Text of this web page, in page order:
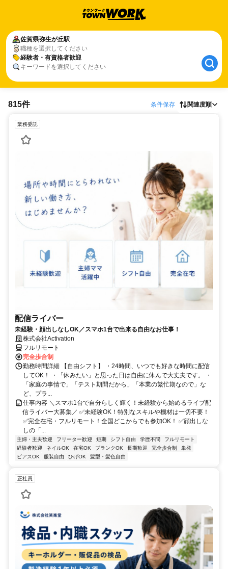
佐賀県弥生が丘駅
職種を選択してください
経験者・有資格者歓迎
キーワードを選択してください
815件 条件保存 関連度順
業務委託
配信ライバー
未経験・顔出しなしOK／スマホ1台で出来る自由なお仕事！
株式会社Activation
フルリモート
完全歩合制
勤務時間詳細 【自由シフト】 ・24時間、いつでも好きな時間に配信
してOK！ ・「休みたい」と思った日は自由に休んで大丈夫です。 ・
「家庭の事情で」「テスト期間だから」「本業の繁忙期なので」な
ど、プラ...
仕事内容 ＼スマホ1台で自分らしく輝く！未経験から始めるライブ配
信ライバー大募集／ ✅未経験OK！特別なスキルや機材は一切不要！
✅完全在宅・フルリモート！全国どこからでも参加OK！ ✅顔出しな
しの「...
主婦・主夫歓迎 フリーター歓迎 短期 シフト自由 学歴不問
フルリモート
経験者歓迎
ネイルOK 在宅OK ブランクOK 長期歓迎 完全歩合制
単発
ピアスOK
服装自由 ひげOK 髪型・髪色自由
正社員